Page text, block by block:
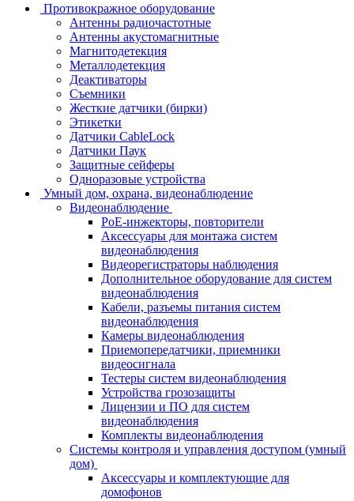
Противокражное оборудование
Антенны радиочастотные
Антенны акустомагнитные
Магнитодетекция
Металлодетекция
Деактиваторы
Съемники
Жесткие датчики (бирки)
Этикетки
Датчики CableLock
Датчики Паук
Защитные сейферы
Одноразовые устройства
Умный дом, охрана, видеонаблюдение
Видеонаблюдение
PoE-инжекторы, повторители
Аксессуары для монтажа систем
видеонаблюдения
Видеорегистраторы наблюдения
Дополнительное оборудование для систем
видеонаблюдения
Кабели, разъемы питания систем
видеонаблюдения
Камеры видеонаблюдения
Приемопередатчики, приемники
видеосигнала
Тестеры систем видеонаблюдения
Устройства грозозащиты
Лицензии и ПО для систем
видеонаблюдения
Комплекты видеонаблюдения
Системы контроля и управления доступом (умный
дом)
Аксессуары и комплектующие для
домофонов